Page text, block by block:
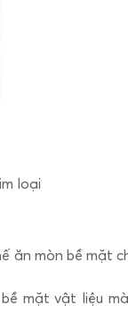
loại
ăn mòn bề mặt
mặt vật liệu